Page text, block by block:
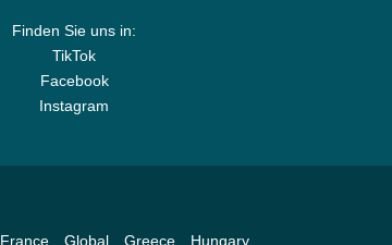
Finden Sie uns in:
TikTok
Facebook
Instagram
France Global Greece Hungary